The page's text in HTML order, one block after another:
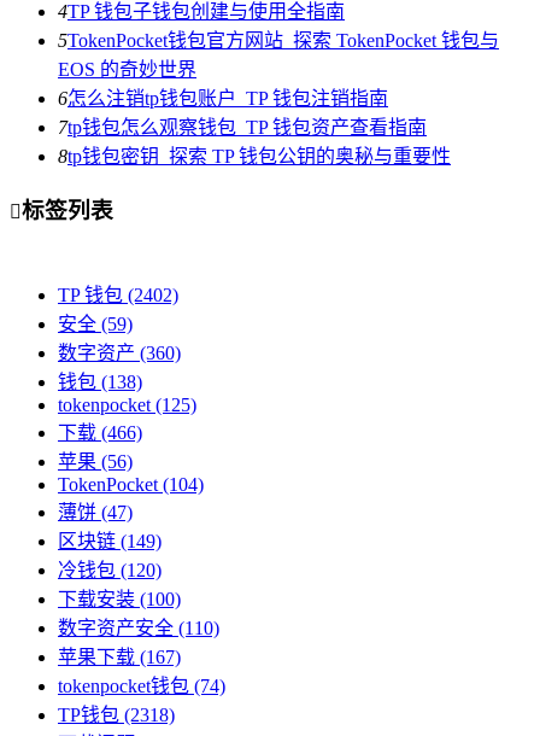
4TP 钱包子钱包创建与使用全指南
5TokenPocket钱包官方网站_探索 TokenPocket 钱包与
EOS 的奇妙世界
6怎么注销tp钱包账户_TP 钱包注销指南
7tp钱包怎么观察钱包_TP 钱包资产查看指南
8tp钱包密钥_探索 TP 钱包公钥的奥秘与重要性
标签列表
TP 钱包 (2402)
安全 (59)
数字资产 (360)
钱包 (138)
tokenpocket (125)
下载 (466)
苹果 (56)
TokenPocket (104)
薄饼 (47)
区块链 (149)
冷钱包 (120)
下载安装 (100)
数字资产安全 (110)
苹果下载 (167)
tokenpocket钱包 (74)
TP钱包 (2318)